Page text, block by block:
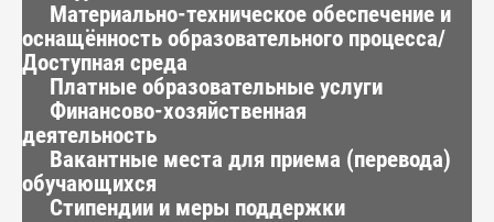
Материально-техническое обеспечение и
оснащённость образовательного процесса/
Доступная среда
Платные образовательные услуги
Финансово-хозяйственная
деятельность
Вакантные места для приема (перевода)
обучающихся
Стипендии и меры поддержки